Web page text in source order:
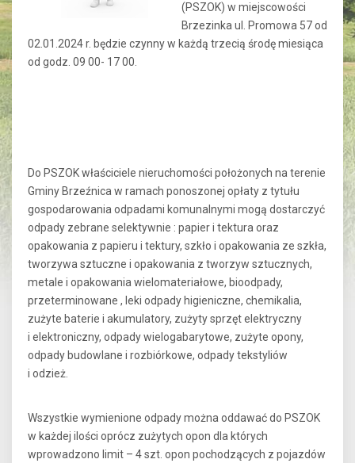
(PSZOK) w miejscowości
Brzezinka ul. Promowa 57 od
02.01.2024 r. będzie czynny w każdą trzecią środę miesiąca
od godz. 09 00- 17 00.
Do PSZOK właściciele nieruchomości położonych na terenie
Gminy Brzeźnica w ramach ponoszonej opłaty z tytułu
gospodarowania odpadami komunalnymi mogą dostarczyć
odpady zebrane selektywnie : papier i tektura oraz
opakowania z papieru i tektury, szkło i opakowania ze szkła,
tworzywa sztuczne i opakowania z tworzyw sztucznych,
metale i opakowania wielomateriałowe, bioodpady,
przeterminowane , leki odpady higieniczne, chemikalia,
zużyte baterie i akumulatory, zużyty sprzęt elektryczny
i elektroniczny, odpady wielogabarytowe, zużyte opony,
odpady budowlane i rozbiórkowe, odpady tekstyliów
i odzież.
Wszystkie wymienione odpady można oddawać do PSZOK
w każdej ilości oprócz zużytych opon dla których
wprowadzono limit – 4 szt. opon pochodzących z pojazdów